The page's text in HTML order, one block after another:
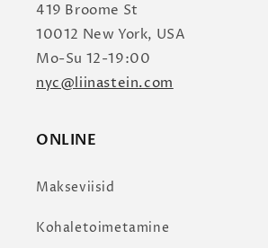
419 Broome St
10012 New York, USA
Mo-Su 12-19:00
nyc@liinastein.com
ONLINE
Makseviisid
Kohaletoimetamine